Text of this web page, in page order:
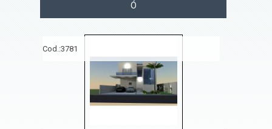
Ó
Cod.:3781